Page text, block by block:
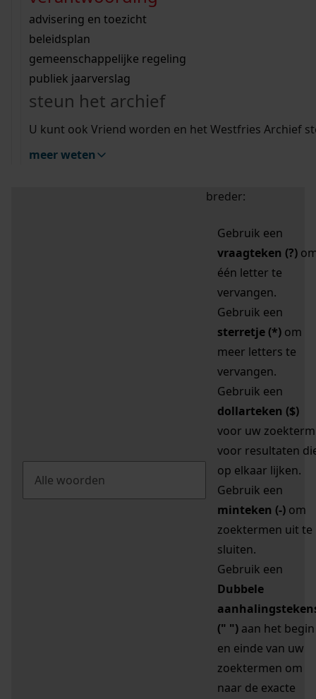
bouwvergunningen
omgevingsvergunningen
vergunningen
beeld en geluid
uitleg nodig?
Wij helpen u op weg met een aantal zoektips.
bekijk alle zoektips
Wij helpen u op weg met een aantal zoektips.
bekijk alle zoektips
bekijk ons geschiedenislokaal
advisering en toezicht
beleidsplan
gemeenschappelijke regeling
publiek jaarverslag
steun het archief
U kunt ook Vriend worden en het Westfries Archief
meer weten
zoektips
Mijn Studiezaal (inloggen)
uw zoekopdracht te
breder:
Gebruik een
vraagteken (?)
één letter te
vervangen.
Gebruik een
sterretje (*) om
meer letters te
vervangen.
Gebruik een
dollarteken ($)
voor uw zoekterm
voor resultaten
op elkaar lijken.
Gebruik een
minteken (-) om
zoektermen uit te
sluiten.
Gebruik een
Dubbele
(" ") aan het begin
en einde van uw
zoektermen om
naar de exacte